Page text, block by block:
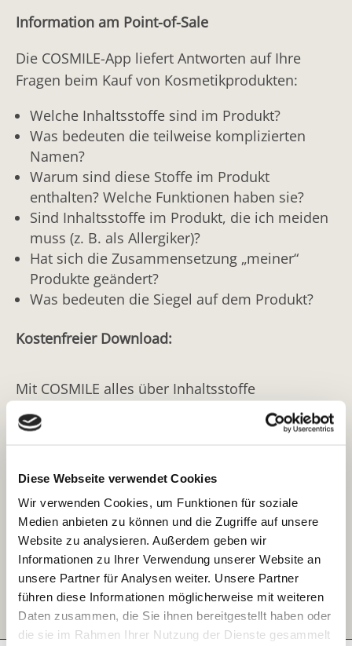
Diese Webseite verwendet Cookies
Wir verwenden Cookies, um Funktionen für soziale
Medien anbieten zu können und die Zugriffe auf unsere
Website zu analysieren. Außerdem geben wir
Informationen zu Ihrer Verwendung unserer Website an
unsere Partner für Analysen weiter. Unsere Partner
führen diese Informationen möglicherweise mit weiteren
Daten zusammen, die Sie ihnen bereitgestellt haben oder
die sie im Rahmen Ihrer Nutzung der Dienste gesammelt
Information am Point-of-Sale
Die COSMILE-App liefert Antworten auf Ihre
Fragen beim Kauf von Kosmetikprodukten:
Welche Inhaltsstoffe sind im Produkt?
Was bedeuten die teilweise komplizierten
Namen?
Warum sind diese Stoffe im Produkt
enthalten? Welche Funktionen haben sie?
Sind Inhaltsstoffe im Produkt, die ich meiden
muss (z. B. als Allergiker)?
Hat sich die Zusammensetzung „meiner“
Produkte geändert?
Was bedeuten die Siegel auf dem Produkt?
Kostenfreier Download:
Mit COSMILE alles über Inhaltsstoffe
kosmetischer Produkte erfahren:
oder
Integrierte Texterkennung nutzen
oder
Direkt den gesuchten Inhaltsstoff eingeben